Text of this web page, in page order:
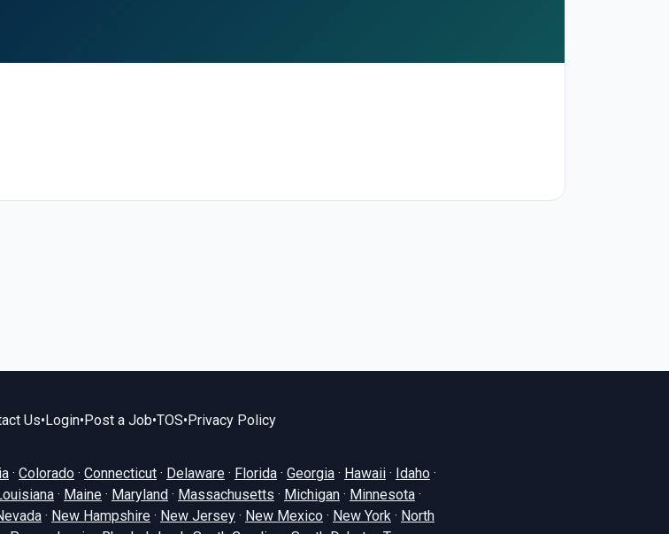
Us•Login•Post a Job•TOS•Privacy Policy
· Colorado · Connecticut · Delaware · Florida · Georgia · Hawaii · Idaho ·
· Maine · Maryland · Massachusetts · Michigan · Minnesota ·
· New Hampshire · New Jersey · New Mexico · New York · North